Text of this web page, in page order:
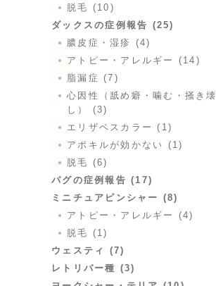
脱毛 (10)
ダックスの症例報告 (25)
膿皮症・湿疹 (4)
アトピー・アレルギー (14)
脂漏症 (7)
心因性（舐め癖・噛む・掻き壊
し） (3)
エリザベスカラー (1)
アポキルが効かない (1)
脱毛 (6)
パグの症例報告 (17)
ミニチュアピンシャー (8)
アトピー・アレルギー (4)
脱毛 (1)
ウェスティ (7)
レトリバー種 (3)